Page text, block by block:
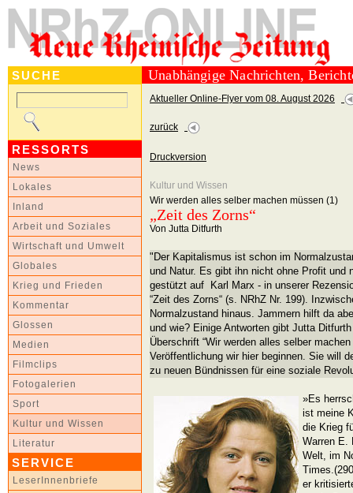
SUCHE
RESSORTS
News
Lokales
Inland
Arbeit und Soziales
Wirtschaft und Umwelt
Globales
Krieg und Frieden
Kommentar
Glossen
Medien
Filmclips
Fotogalerien
Sport
Kultur und Wissen
Literatur
SERVICE
LeserInnenbriefe
Unabhängige Nachrichten,
Aktueller Online-Flyer vom 08. August 2026
zurück
Druckversion
Kultur und Wissen
Wir werden alles selber machen müssen (1)
„Zeit des Zorns“
Von Jutta Ditfurth
"Der Kapitalismus ist schon im
und Natur. Es gibt ihn nicht ohne Profit und
gestützt auf Karl Marx - in unserer
“Zeit des Zorns“ (s. NRhZ Nr. 199).
Normalzustand hinaus. Jammern hilft da
und wie? Einige Antworten gibt Jutta
Überschrift “Wir werden alles selber
Veröffentlichung wir hier beginnen. Sie will
zu neuen Bündnissen für eine soziale
»Es
ist meine
die Krieg
Warren E.
Welt, im
er